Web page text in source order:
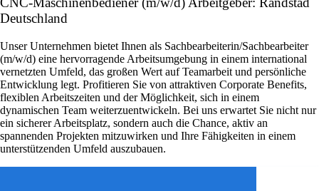
Deutschland
Unser Unternehmen bietet Ihnen als Sachbearbeiterin/Sachbearbeiter
(m/w/d) eine hervorragende Arbeitsumgebung in einem international
vernetzten Umfeld, das großen Wert auf Teamarbeit und persönliche
Entwicklung legt. Profitieren Sie von attraktiven Corporate Benefits,
flexiblen Arbeitszeiten und der Möglichkeit, sich in einem
dynamischen Team weiterzuentwickeln. Bei uns erwartet Sie nicht nur
ein sicherer Arbeitsplatz, sondern auch die Chance, aktiv an
spannenden Projekten mitzuwirken und Ihre Fähigkeiten in einem
unterstützenden Umfeld auszubauen.